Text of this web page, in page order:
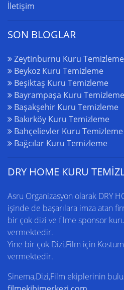
İletişim
SON BLOGLAR
Zeytinburnu Kuru Temizleme
Beykoz Kuru Temizleme
Beşiktaş Kuru Temizleme
Bayrampaşa Kuru Temizleme
Başakşehir Kuru Temizleme
Bakırköy Kuru Temizleme
Bahçelievler Kuru Temizleme
Bağcılar Kuru Temizleme
DRY HOME KURU
Asru Organizasyon olarak DRY
işinde de başarılara imza atan
bir çok dizi ve filme sponsor
vermektedir.
Yine bir çok Dizi,Film için
vermektedir.
Sinema,Dizi,Film ekiplerinin